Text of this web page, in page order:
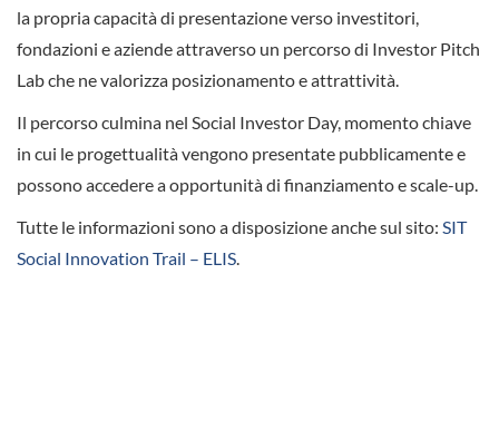
la propria capacità di presentazione verso investitori,
fondazioni e aziende attraverso un percorso di Investor Pitch
Lab che ne valorizza posizionamento e attrattività.
Il percorso culmina nel Social Investor Day, momento chiave
in cui le progettualità vengono presentate pubblicamente e
possono accedere a opportunità di finanziamento e scale-up.
Tutte le informazioni sono a disposizione anche sul sito: SIT
Social Innovation Trail – ELIS.